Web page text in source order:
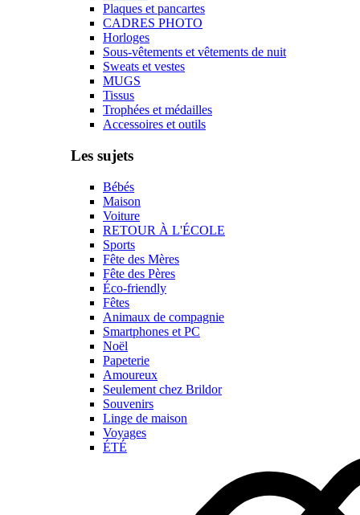
Plaques et pancartes
CADRES PHOTO
Horloges
Sous-vêtements et vêtements de nuit
Sweats et vestes
MUGS
Tissus
Trophées et médailles
Accessoires et outils
Les sujets
Bébés
Maison
Voiture
RETOUR À L'ÉCOLE
Sports
Fête des Mères
Fête des Pères
Éco-friendly
Fêtes
Animaux de compagnie
Smartphones et PC
Noël
Papeterie
Amoureux
Seulement chez Brildor
Souvenirs
Linge de maison
Voyages
ÉTÉ